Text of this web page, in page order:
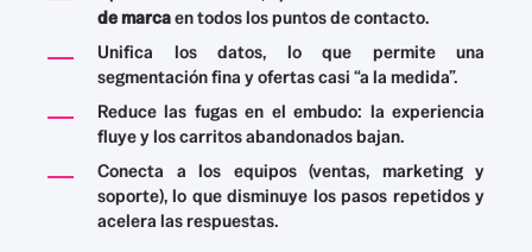
de marcaen todos los puntos de contacto.
Unifica los datos, lo que permite una
segmentación fina y ofertas casi “a la medida”.
Reduce las fugas en el embudo: la experiencia
fluye y los carritos abandonados bajan.
Conecta a los equipos (ventas, marketing y
soporte), lo que disminuye los pasos repetidos y
acelera las respuestas.